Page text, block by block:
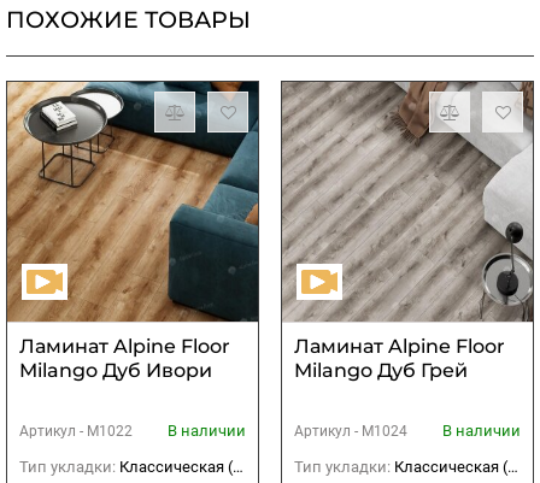
ПОХОЖИЕ ТОВАРЫ
Ламинат Alpine Floor
Milango Дуб Ивори
Артикул - М1022
В наличии
Тип укладки: Классическая (прямая)
Ламинат Alpine Floor
Milango Дуб Грей
Артикул - М1024
В наличии
Тип укладки: Классическая (прямая)